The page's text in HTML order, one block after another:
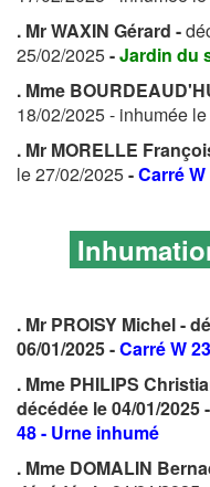
. Mr WAXIN Gérard -
25/02/2025-Jardin du
. Mme
18/02/2025 - inhumée
. Mr MORELLE
le 27/02/2025-Carré
. Mr PROISY Michel -
06/01/2025 -Carré W
. Mme PHILIPS
décédée le 04/01/2025
48 - Urne inhumé
. Mme DOMALIN